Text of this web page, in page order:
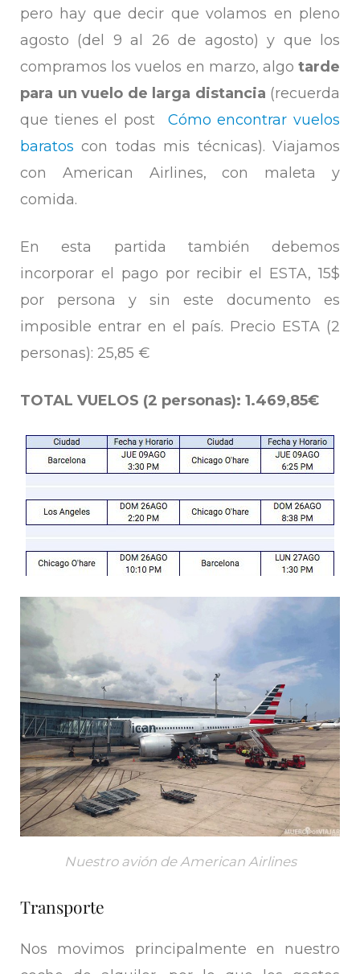
pero hay que decir que volamos en pleno
agosto (del 9 al 26 de agosto) y que los
compramos los vuelos en marzo, algo tarde
para un vuelo de larga distancia (recuerda
que tienes el post Cómo encontrar vuelos
baratos con todas mis técnicas). Viajamos
con American Airlines, con maleta y
comida.
En esta partida también debemos
incorporar el pago por recibir el ESTA, 15$
por persona y sin este documento es
imposible entrar en el país. Precio ESTA (2
personas): 25,85 €
TOTAL VUELOS (2 personas): 1.469,85€
Nuestro avión de American Airlines
Transporte
Nos movimos principalmente en nuestro